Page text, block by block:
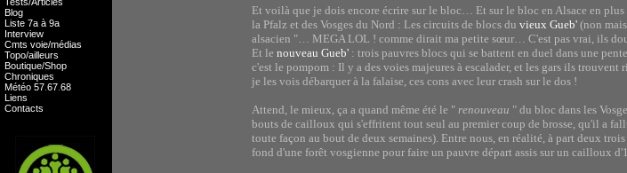
Blog
Liste 7a à 9a
Interview
Cmts voie/médias
Topo/ailleurs
Boutique/Shop
Chroniques
Météo 57 67 68
Liens
Contacts
Et voilà que je dois encore écrire sur le bloc… Et sur le bloc en Alsace en
la Pfalz et des Vosges du Nord : Les circuits de blocs du vieux Gueb' (non
alsacien "… MEGA LOL ! comme dirait ma petite sœur… C'est pas vrai, ils
Et le nouveau Gueb' : trois pauvres blocs qui se battent en duel dans une
c'est le pompom : Il y a des voies majeures à escalader, et les gars ils
je les vois débarquer à la falaise, ces cons avec leur crash sur le dos !
Attend, le mieux, ça a quand même été le " renouveau " du bloc dans les
bouts de cailloux qui s'effritent tout seul au premier coup de brosse, qu'il a
toute façon au bout de deux semaines). Entre nous, en réalité, à part deux
fond d'une forêt vosgienne pour faire un pauvre départ assis sur un cailloux